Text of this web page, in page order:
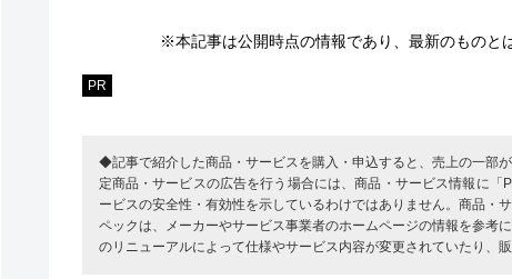
※本記事は公開時点の情報であり、最新のものと
PR
◆記事で紹介した商品・サービスを購入・申込すると、売上の一部
定商品・サービスの広告を行う場合には、商品・サービス情報に
ービスの安全性・有効性を示しているわけではありません。商品
ペックは、メーカーやサービス事業者のホームページの情報を参
のリニューアルによって仕様やサービス内容が変更されていたり、